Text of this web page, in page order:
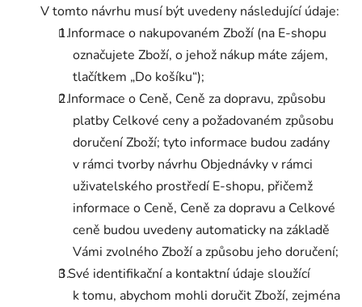
V tomto návrhu musí být uvedeny následující údaje:
Informace o nakupovaném Zboží (na E-shopu
označujete Zboží, o jehož nákup máte zájem,
tlačítkem „Do košíku“);
Informace o Ceně, Ceně za dopravu, způsobu
platby Celkové ceny a požadovaném způsobu
doručení Zboží; tyto informace budou zadány
v rámci tvorby návrhu Objednávky v rámci
uživatelského prostředí E-shopu, přičemž
informace o Ceně, Ceně za dopravu a Celkové
ceně budou uvedeny automaticky na základě
Vámi zvolného Zboží a způsobu jeho doručení;
Své identifikační a kontaktní údaje sloužící
k tomu, abychom mohli doručit Zboží, zejména